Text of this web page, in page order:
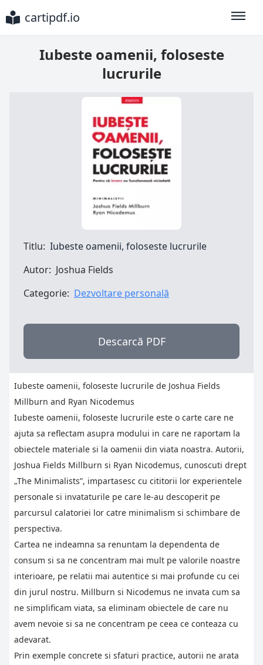
cartipdf.io
Iubeste oamenii, foloseste
lucrurile
Titlu: Iubeste oamenii, foloseste lucrurile
Autor: Joshua Fields
Categorie: Dezvoltare personală
Descarcă PDF
Iubeste oamenii, foloseste lucrurile de Joshua Fields
Millburn and Ryan Nicodemus
Iubeste oamenii, foloseste lucrurile este o carte care ne
ajuta sa reflectam asupra modului in care ne raportam la
obiectele materiale si la oamenii din viata noastra. Autorii,
Joshua Fields Millburn si Ryan Nicodemus, cunoscuti drept
„The Minimalists”, impartasesc cu cititorii lor experientele
personale si invataturile pe care le-au descoperit pe
parcursul calatoriei lor catre minimalism si schimbare de
perspectiva.
Cartea ne indeamna sa renuntam la dependenta de
consum si sa ne concentram mai mult pe valorile noastre
interioare, pe relatii mai autentice si mai profunde cu cei
din jurul nostru. Millburn si Nicodemus ne invata cum sa
ne simplificam viata, sa eliminam obiectele de care nu
avem nevoie si sa ne concentram pe ceea ce conteaza cu
adevarat.
Prin exemple concrete si sfaturi practice, autorii ne arata